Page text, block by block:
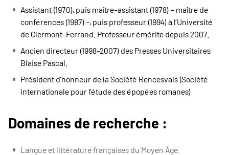
Assistant (1970), puis maître-assistant (1978) – maître de
conférences (1987) –, puis professeur (1994) à l’Université
de Clermont-Ferrand. Professeur émérite depuis 2007.
Ancien directeur (1998-2007) des Presses Universitaires
Blaise Pascal.
Président d’honneur de la Société Rencesvals (Société
internationale pour l’étude des épopées romanes)
Domaines de recherche :
Langue et littérature françaises du Moyen Âge.